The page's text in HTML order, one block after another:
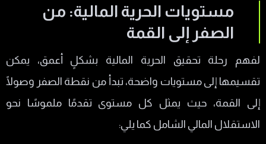
مستويات الحرية المالية: من
الصفر إلى القمة
لفهم رحلة تحقيق الحرية المالية بشكلٍ أعمق، يمكن
تقسيمها إلى مستويات واضحة، تبدأ من نقطة الصفر وصولًا
إلى القمة، حيث يمثل كل مستوى تقدمًا ملموسًا نحو
الاستقلال المالي الشامل كما يلي: